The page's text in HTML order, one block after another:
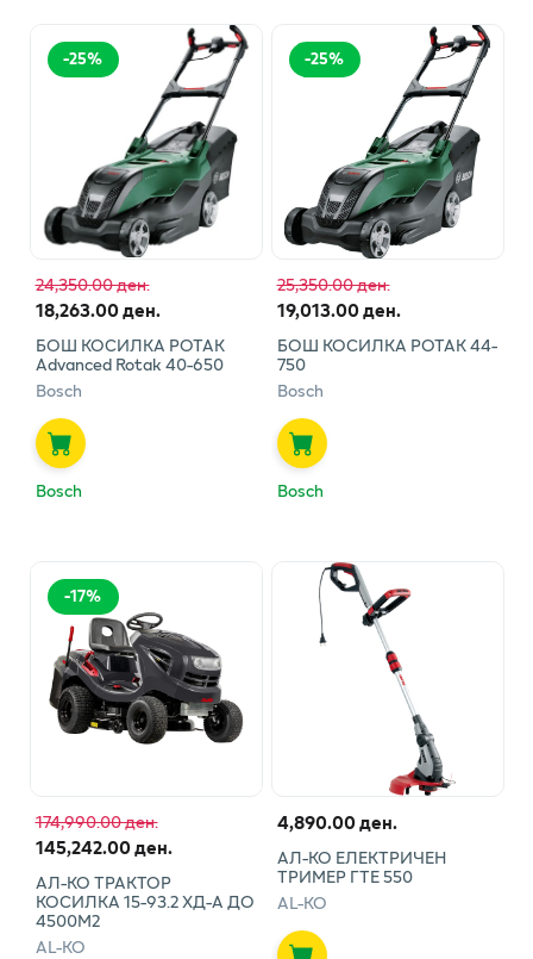
-25%
24,350.00 ден.
18,263.00 ден.
БОШ КОСИЛКА РОТАК
Advanced Rotak 40-650
Bosch
Bosch
-25%
25,350.00 ден.
19,013.00 ден.
БОШ КОСИЛКА РОТАК 44-
750
Bosch
Bosch
-17%
174,990.00 ден.
145,242.00 ден.
АЛ-КО ТРАКТОР
КОСИЛКА 15-93.2 ХД-А ДО
4500М2
AL-KO
4,890.00 ден.
АЛ-КО ЕЛЕКТРИЧЕН
ТРИМЕР ГТЕ 550
AL-KO